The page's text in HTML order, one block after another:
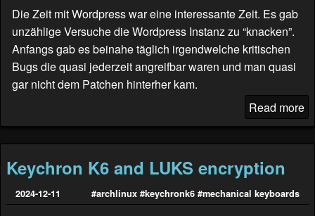
Die Zeit mit Wordpress war eine interessante Zeit. Es gab
unzählige Versuche die Wordpress Instanz zu “knacken”.
Anfangs gab es beinahe täglich irgendwelche kritischen
Bugs die quasi jederzeit angreifbar waren und man quasi
gar nicht dem Patchen hinterher kam.
Read more
Keychron K6 and LUKS encryption
2024-12-11 #archlinux #keychronk6 #mechanical keyboards